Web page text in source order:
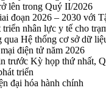
lên trong Quý II/2026
đoạn 2026 – 2030 với
nhân lực y tế cho
Hệ thống cơ sở dữ
điện tử năm 2026
trước Kỳ họp thứ nhất,
triển
đại hóa hành chính